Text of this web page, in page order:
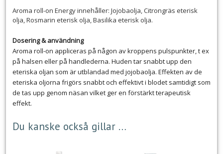
Aroma roll-on Energy innehåller: Jojobaolja, Citrongräs eterisk
olja, Rosmarin eterisk olja, Basilika eterisk olja.
Dosering & användning
Aroma roll-on appliceras på någon av kroppens pulspunkter, t ex
på halsen eller på handlederna. Huden tar snabbt upp den
eteriska oljan som är utblandad med jojobaolja. Effekten av de
eteriska oljorna frigörs snabbt och effektivt i blodet samtidigt som
de tas upp genom näsan vilket ger en förstärkt terapeutisk
effekt.
Du kanske också gillar …